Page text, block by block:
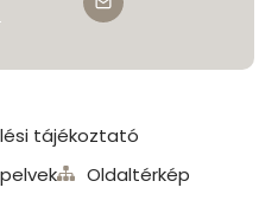
tájékoztató
Oldaltérkép